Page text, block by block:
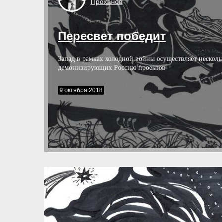
Пересвет победит
Запад в рамках холодной войны осуществляет
демонизирующих Россию проектов
9 октября 2018